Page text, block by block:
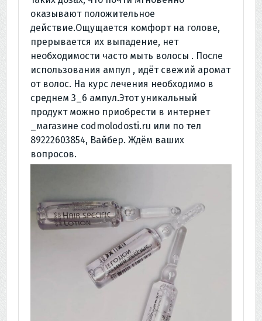
оказывают положительное
действие.Ощущается комфорт на голове,
прерывается их выпадение, нет
необходимости часто мыть волосы . После
использования ампул , идёт свежий аромат
от волос. На курс лечения необходимо в
среднем 3_6 ампул.Этот уникальный
продукт можно приобрести в интернет
_магазине codmolodosti.ru или по тел
89222603854, Вайбер. Ждём ваших
вопросов.